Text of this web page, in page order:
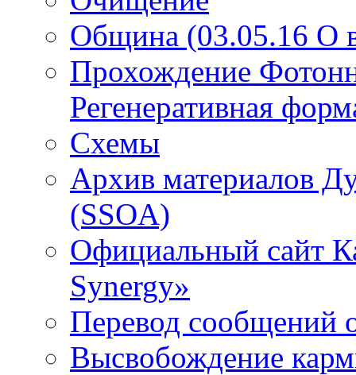
Община (03.05.16 О
Прохождение
Регенеративная
Схемы
Архив материалов
(SSOA)
Официальный сайт
Synergy»
Перевод сообщений
Высвобождение